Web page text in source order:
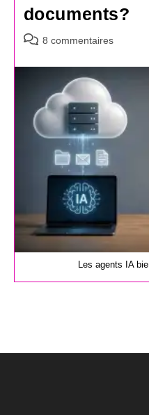
documents?
Commentaires
la
publication :
8 commentaires
Les agents IA